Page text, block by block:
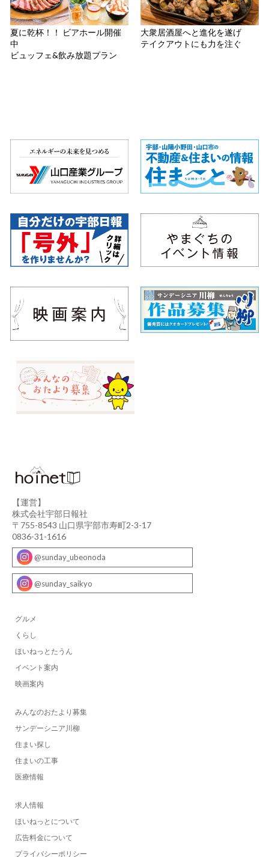
夏に乾杯！！ ビアホール開催
中
ビュッフェ&飲み放題プラン
大衆居酒屋へと進化を遂げ
テイクアウトにも力を注ぐ
【運営】
株式会社宇部日報社
〒755-8543 山口県宇部市寿町2-3-17
0836-31-1616
@sunday_ubeonoda
@sunday_saikyo
グルメ
くらし
ほいねっとたうん
イベント案内
映画案内
みんなのおたより募集
サンデーシニア川柳
住まい探し
住まいの工事
医療情報
求人情報
ほいねっとについて
広告料金について
プライバシーポリシー